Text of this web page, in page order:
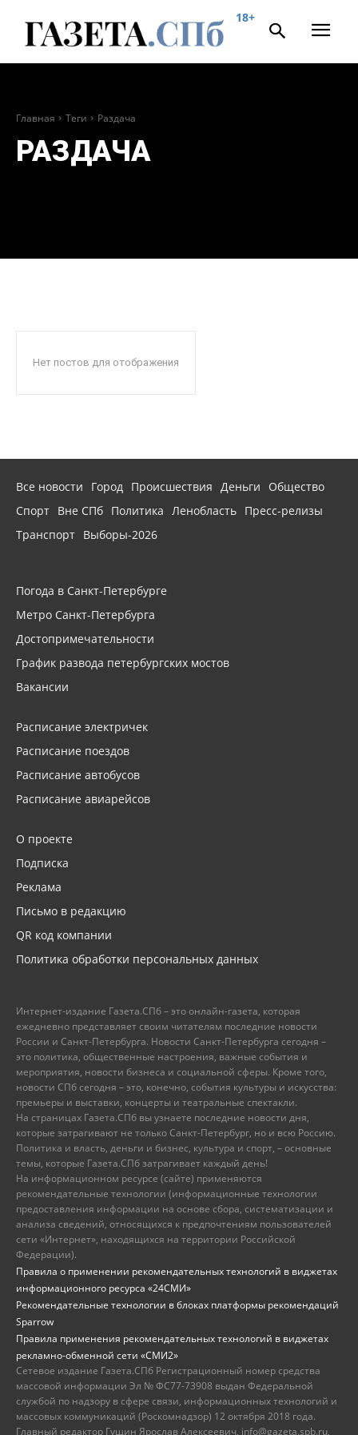
18+
Главная Теги Раздача
РАЗДАЧА
Нет постов для отображения
Все новости Город Происшествия Деньги
Общество
Спорт Вне СПб Политика Ленобласть Пресс-релизы
Транспорт Выборы-2026
Погода в Санкт-Петербурге
Метро Санкт-Петербурга
Достопримечательности
График развода петербургских мостов
Вакансии
Расписание электричек
Расписание поездов
Расписание автобусов
Расписание авиарейсов
О проекте
Подписка
Реклама
Письмо в редакцию
QR код компании
Политика обработки персональных данных
Интернет-издание Газета.СПб – это онлайн-газета, которая
ежедневно представляет своим читателям последние новости
России и Санкт-Петербурга. Новости Санкт-Петербурга сегодня –
это политика, общественные настроения, важные события и
мероприятия, новости бизнеса и социальной сферы. Кроме того,
новости СПб сегодня – это, конечно, события культуры и искусства:
премьеры и выставки, концерты и театральные спектакли.
На страницах Газета.СПб вы узнаете последние новости дня,
которые затрагивают не только Санкт-Петербург, но и всю Россию.
Политика и власть, деньги и бизнес, культура и спорт, – основные
темы, которые Газета.СПб затрагивает каждый день!
На информационном ресурсе (сайте) применяются
рекомендательные технологии (информационные технологии
предоставления информации на основе сбора, систематизации и
анализа сведений, относящихся к предпочтениям пользователей
сети «Интернет», находящихся на территории Российской
Федерации).
Правила о применении рекомендательных технологий в виджетах
информационного ресурса «24СМИ»
Рекомендательные технологии в блоках платформы рекомендаций
Sparrow
Правила применения рекомендательных технологий в виджетах
рекламно-обменной сети «СМИ2»
Сетевое издание Газета.СПб Регистрационный номер средства
массовой информации Эл № ФС77-73908 выдан Федеральной
службой по надзору в сфере связи, информационных технологий и
массовых коммуникаций (Роскомнадзор) 12 октября 2018 года.
Главный редактор Гущин Ярослав Алексеевич, info@gazeta.spb.ru,